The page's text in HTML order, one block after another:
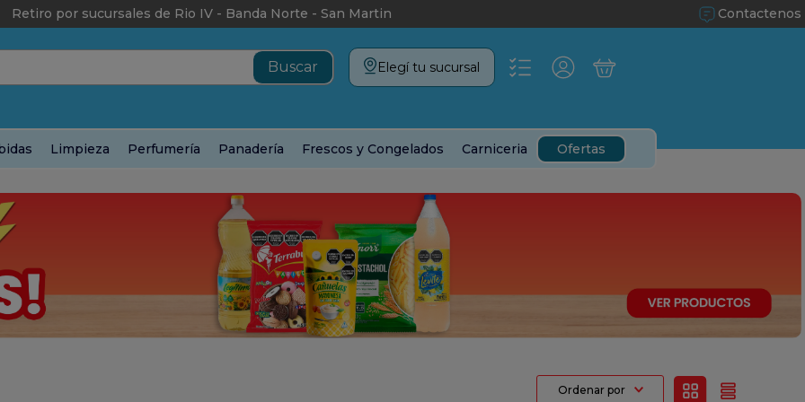
Retiro por sucursales de Rio IV - Banda Norte - San Martin Contactenos
Elegí tu sucursal
Limpieza Perfumería Panadería Frescos y Congelados Carniceria Ofertas
Ordenar por